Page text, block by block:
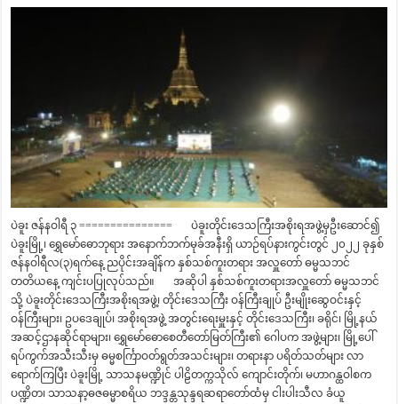
ပဲခူး ဇန်နဝါရီ ၃ =============== ပဲခူးတိုင်းဒေသကြီးအစိုးရအဖွဲ့မှဦးဆောင်၍
ပဲခူးမြို့၊ ရွှေမော်ဓောဘုရား အ‌နောက်ဘက်မုခ်အနီးရှိ ယာဉ်ရပ်နားကွင်းတွင် ၂၀၂၂ ခုနှစ်
ဇန်နဝါရီလ(၃)ရက်နေ့ ညပိုင်းအချိန်က နှစ်သစ်ကူးတရား အလှူတော် ဓမ္မသဘင်
တတိယနေ့ ကျင်းပပြုလုပ်သည်။ အဆိုပါ နှစ်သစ်ကူးတရားအလှူတော် ဓမ္မသဘင်
သို့ ပဲခူးတိုင်းဒေသကြီးအစိုးရအဖွဲ့၊ တိုင်းဒေသကြီး ဝန်ကြီးချုပ် ဦးမျိုးဆွေဝင်းနှင့်
ဝန်ကြီးများ၊ ဥပဒေချုပ်၊ အစိုးရအဖွဲ့ အတွင်းရေးမှူးနှင့် တိုင်းဒေသကြီး၊ ခရိုင်၊ မြို့နယ်
အဆင့်ဌာနဆိုင်ရာများ၊ ရွှေမော်ဓောစေတီတော်မြတ်ကြီး၏ ဂေါပက အဖွဲ့များ၊ မြို့ပေါ်
ရပ်ကွက်အသီးသီးမှ ဓမ္မစင်္ကြာဝတ်ရွတ်အသင်းများ၊ တရားနာ ပရိတ်သတ်များ လာ
ရောက်ကြပြီး ပဲခူးမြို့ သာသနမဏ္ဍိုင် ပါဠိတက္ကသိုလ် ကျောင်းတိုက်၊ မဟာဂန္ထဝါစက
ပဏ္ဍိတ၊ သာသနာ့ဓဇဓမ္မာစရိယ ဘဒ္ဒန္တသုန္ဒရဆရာတော်ထံမှ ငါးပါးသီလ ခံယူ